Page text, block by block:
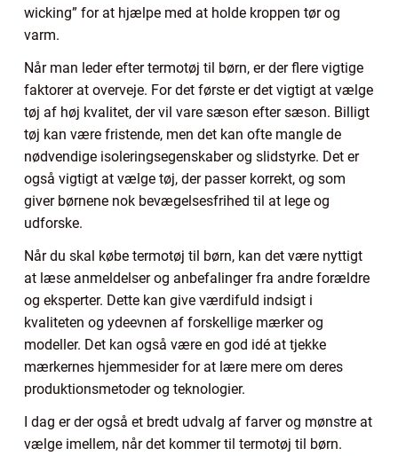
wicking” for at hjælpe med at holde kroppen tør og
varm.
Når man leder efter termotøj til børn, er der flere vigtige
faktorer at overveje. For det første er det vigtigt at vælge
tøj af høj kvalitet, der vil vare sæson efter sæson. Billigt
tøj kan være fristende, men det kan ofte mangle de
nødvendige isoleringsegenskaber og slidstyrke. Det er
også vigtigt at vælge tøj, der passer korrekt, og som
giver børnene nok bevægelsesfrihed til at lege og
udforske.
Når du skal købe termotøj til børn, kan det være nyttigt
at læse anmeldelser og anbefalinger fra andre forældre
og eksperter. Dette kan give værdifuld indsigt i
kvaliteten og ydeevnen af forskellige mærker og
modeller. Det kan også være en god idé at tjekke
mærkernes hjemmesider for at lære mere om deres
produktionsmetoder og teknologier.
I dag er der også et bredt udvalg af farver og mønstre at
vælge imellem, når det kommer til termotøj til børn.